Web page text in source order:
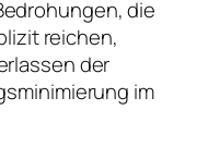
die
reichen,
der
im